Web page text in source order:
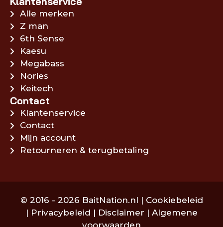
Alle merken
Z man
6th Sense
Kaesu
Megabass
Nories
Keitech
Contact
Klantenservice
Contact
Mijn account
Retourneren & terugbetaling
© 2016 - 2026 BaitNation.nl | Cookiebeleid
| Privacybeleid | Disclaimer | Algemene